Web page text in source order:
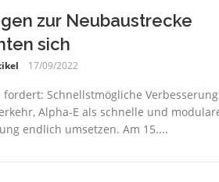
zur Neubaustrecke
sich
17/09/2022
fordert: Schnellstmögliche
Alpha-E als schnelle und
endlich umsetzen. Am 15....